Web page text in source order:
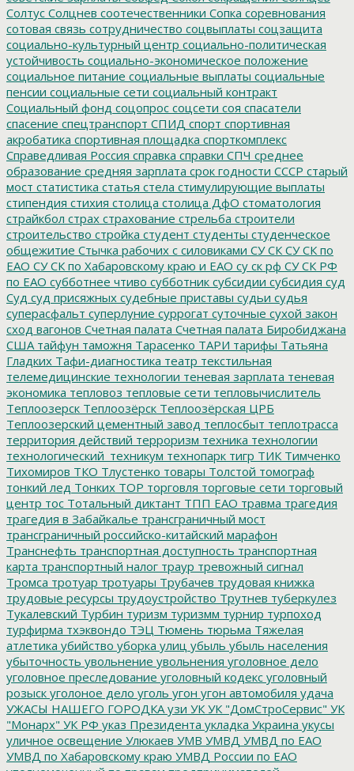
Солтус Солцнев соотечественники Сопка соревнования
сотовая связь сотрудничество соцвыплаты соцзащита
социально-культурный центр социально-политическая
устойчивость социально-экономическое положение
социальное питание социальные выплаты социальные
пенсии социальные сети социальный контракт
Социальный фонд соцопрос соцсети соя спасатели
спасение спецтранспорт СПИД спорт спортивная
акробатика спортивная площадка спорткомплекс
Справедливая Россия справка справки СПЧ среднее
образование средняя зарплата срок годности СССР старый
мост статистика статья стела стимулирующие выплаты
стипендия стихия столица столица ДфО стоматология
страйкбол страх страхование стрельба строители
строительство стройка студент студенты студенческое
общежитие Стычка рабочих с силовиками СУ СК СУ СК по
ЕАО СУ СК по Хабаровскому краю и ЕАО су ск рф СУ СК РФ
по ЕАО субботнее чтиво субботник субсидии субсидия суд
Суд суд присяжных судебные приставы судьи судья
суперасфальт суперлуние суррогат суточные сухой закон
сход вагонов Счетная палата Счетная палата Биробиджана
США тайфун таможня Тарасенко ТАРИ тарифы Татьяна
Гладких Тафи-диагностика театр текстильная
телемедицинские технологии теневая зарплата теневая
экономика тепловоз тепловые сети тепловычислитель
Теплоозерск Теплоозёрск Теплоозёрская ЦРБ
Теплоозерский цементный завод теплосбыт теплотрасса
территория действий терроризм техника технологии
технологический_техникум технопарк тигр ТИК Тимченко
Тихомиров ТКО Тлустенко товары Толстой томограф
тонкий лед Тонких ТОР торговля торговые сети торговый
центр тос Тотальный диктант ТПП ЕАО травма трагедия
трагедия в Забайкалье трансграничный мост
трансграничный российско-китайский марафон
Транснефть транспортная доступность транспортная
карта транспортный налог траур тревожный сигнал
Тромса тротуар тротуары Трубачев трудовая книжка
трудовые ресурсы трудоустройство Трутнев туберкулез
Тукалевский Турбин туризм туризмм турнир турпоход
турфирма тхэквондо ТЭЦ Тюмень тюрьма Тяжелая
атлетика убийство уборка улиц убыль убыль населения
убыточность увольнение увольнения уголовное дело
уголовное преследование уголовный кодекс уголовный
розыск уголоное дело уголь угон угон автомобиля удача
УЖАСЫ НАШЕГО ГОРОДКА узи УК УК "ДомСтроСервис" УК
"Монарх" УК РФ указ Президента укладка Украина укусы
уличное освещение Улюкаев УМВ УМВД УМВД по ЕАО
УМВД по Хабаровскому краю УМВД России по ЕАО